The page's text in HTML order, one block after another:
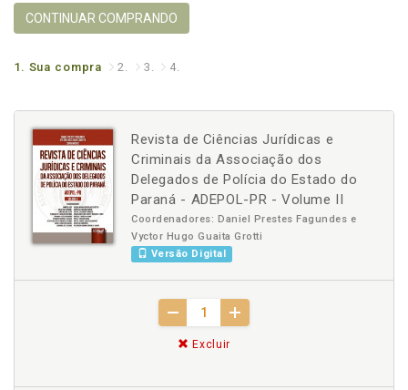
CONTINUAR COMPRANDO
1. Sua compra 2. 3. 4.
Revista de Ciências Jurídicas e
Criminais da Associação dos
Delegados de Polícia do Estado do
Paraná - ADEPOL-PR - Volume II
Coordenadores: Daniel Prestes Fagundes e
Vyctor Hugo Guaita Grotti
Versão Digital
Excluir